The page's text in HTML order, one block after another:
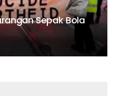
Sepak Bola